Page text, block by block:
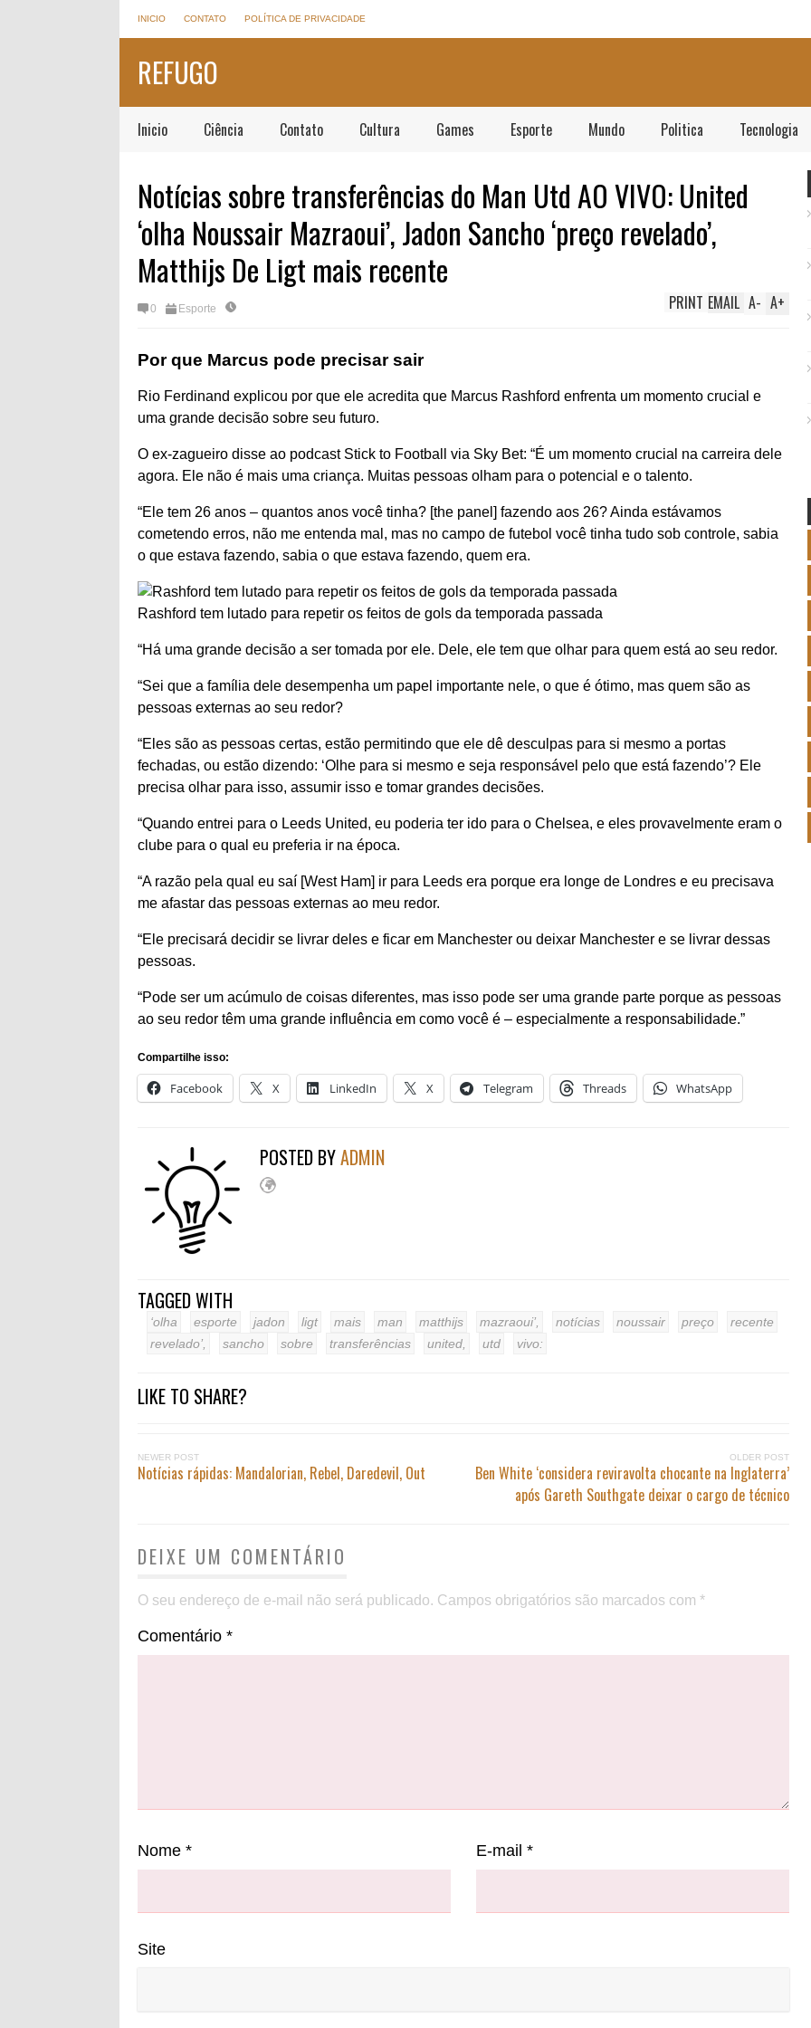
INICIO CONTATO POLÍTICA DE PRIVACIDADE
REFUGO
Inicio Ciência Contato Cultura Games Esporte Mundo Politica Tecnologia
Notícias sobre transferências do Man Utd AO VIVO: United
‘olha Noussair Mazraoui’, Jadon Sancho ‘preço revelado’,
Matthijs De Ligt mais recente
0 Esporte A+
A-
EMAIL
PRINT
Por que Marcus pode precisar sair
Rio Ferdinand explicou por que ele acredita que Marcus Rashford enfrenta um momento crucial e
uma grande decisão sobre seu futuro.
O ex-zagueiro disse ao podcast Stick to Football via Sky Bet: “É um momento crucial na carreira dele
agora. Ele não é mais uma criança. Muitas pessoas olham para o potencial e o talento.
“Ele tem 26 anos – quantos anos você tinha? [the panel] fazendo aos 26? Ainda estávamos
cometendo erros, não me entenda mal, mas no campo de futebol você tinha tudo sob controle, sabia
o que estava fazendo, sabia o que estava fazendo, quem era.
Rashford tem lutado para repetir os feitos de gols da temporada passada
“Há uma grande decisão a ser tomada por ele. Dele, ele tem que olhar para quem está ao seu redor.
“Sei que a família dele desempenha um papel importante nele, o que é ótimo, mas quem são as
pessoas externas ao seu redor?
“Eles são as pessoas certas, estão permitindo que ele dê desculpas para si mesmo a portas
fechadas, ou estão dizendo: ‘Olhe para si mesmo e seja responsável pelo que está fazendo’? Ele
precisa olhar para isso, assumir isso e tomar grandes decisões.
“Quando entrei para o Leeds United, eu poderia ter ido para o Chelsea, e eles provavelmente eram o
clube para o qual eu preferia ir na época.
“A razão pela qual eu saí [West Ham] ir para Leeds era porque era longe de Londres e eu precisava
me afastar das pessoas externas ao meu redor.
“Ele precisará decidir se livrar deles e ficar em Manchester ou deixar Manchester e se livrar dessas
pessoas.
“Pode ser um acúmulo de coisas diferentes, mas isso pode ser uma grande parte porque as pessoas
ao seu redor têm uma grande influência em como você é – especialmente a responsabilidade.”
Compartilhe isso:
Facebook X LinkedIn X Telegram Threads WhatsApp
POSTED BYADMIN
TAGGED WITH
‘olha esporte jadon ligt mais man matthijs mazraoui’, notícias noussair preço
recente
revelado’,
sancho sobre transferências united, utd vivo:
LIKE TO SHARE?
NEWER POST
Notícias rápidas: Mandalorian, Rebel, Daredevil, Out
OLDER POST
Ben White ‘considera reviravolta chocante na Inglaterra’
após Gareth Southgate deixar o cargo de técnico
DEIXE UM COMENTÁRIO
O seu endereço de e-mail não será publicado. Campos obrigatórios são marcados com *
Comentário *
Nome * E-mail*
Site